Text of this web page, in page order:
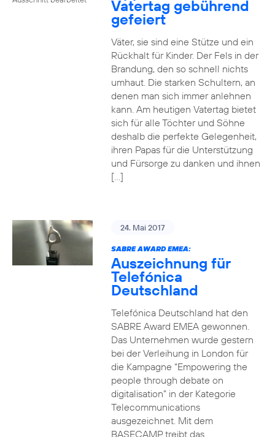
Vatertag gebührend
gefeiert
Väter, sie sind eine Stütze und ein
Rückhalt für Kinder. Der Fels in der
Brandung, den so schnell nichts
umhaut. Die starken Schultern, an
denen man sich immer anlehnen
kann. Am heutigen Vatertag bietet
sich für alle Töchter und Söhne
deshalb die perfekte Gelegenheit,
ihren Papas für die Unterstützung
und Fürsorge zu danken und ihnen
[…]
24. Mai 2017
SABRE AWARD EMEA:
Auszeichnung für
Telefónica
Deutschland
Telefónica Deutschland hat den
SABRE Award EMEA gewonnen.
Das Unternehmen wurde gestern
bei der Verleihung in London für
die Kampagne “Empowering the
people through debate on
digitalisation” in der Kategorie
Telecommunications
ausgezeichnet. Mit dem
BASECAMP treibt das